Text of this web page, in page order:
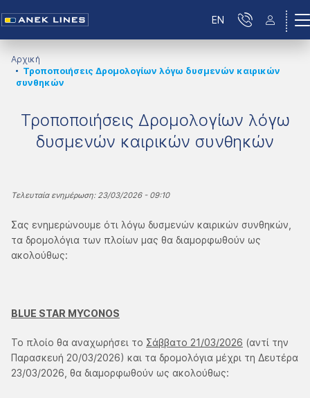
EN
Αρχική
Τροποποιήσεις Δρομολογίων λόγω δυσμενών καιρικών
συνθηκών
Τροποποιήσεις Δρομολογίων λόγω
δυσμενών καιρικών συνθηκών
Τελευταία ενημέρωση: 23/03/2026 - 09:10
Σας ενημερώνουμε ότι λόγω δυσμενών καιρικών συνθηκών,
τα δρομολόγια των πλοίων μας θα διαμορφωθούν ως
ακολούθως:
BLUE STAR MYCONOS
Το πλοίο θα αναχωρήσει το Σάββατο 21/03/2026 (αντί την
Παρασκευή 20/03/2026) και τα δρομολόγια μέχρι τη Δευτέρα
23/03/2026, θα διαμορφωθούν ως ακολούθως: